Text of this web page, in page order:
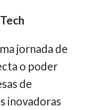
jornada de
o poder
de
inovadoras